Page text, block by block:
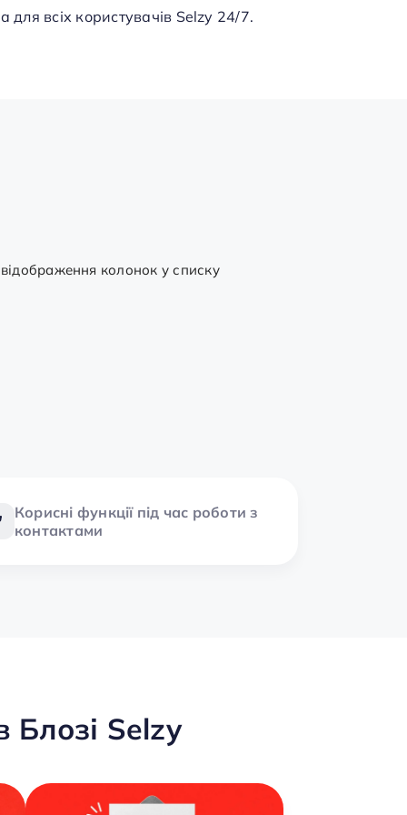
для всіх користувачів Selzy 24/7.
колонок у списку
Корисні функції під час роботи з
контактами
Блозі Selzy